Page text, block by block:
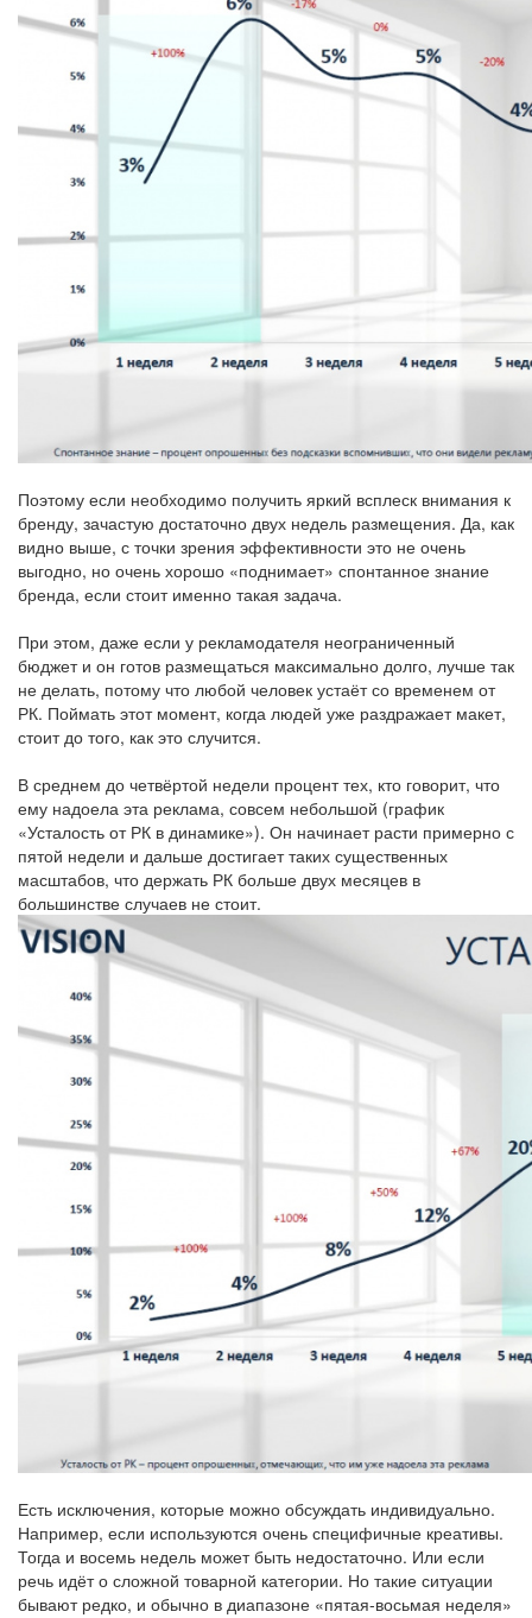
Поэтому если необходимо получить яркий всплеск внимания к
бренду, зачастую достаточно двух недель размещения. Да, как
видно выше, с точки зрения эффективности это не очень
выгодно, но очень хорошо «поднимает» спонтанное знание
бренда, если стоит именно такая задача.
При этом, даже если у рекламодателя неограниченный
бюджет и он готов размещаться максимально долго, лучше так
не делать, потому что любой человек устаёт со временем от
РК. Поймать этот момент, когда людей уже раздражает макет,
стоит до того, как это случится.
В среднем до четвёртой недели процент тех, кто говорит, что
ему надоела эта реклама, совсем небольшой (график
«Усталость от РК в динамике»). Он начинает расти примерно с
пятой недели и дальше достигает таких существенных
масштабов, что держать РК больше двух месяцев в
большинстве случаев не стоит.
Есть исключения, которые можно обсуждать индивидуально.
Например, если используются очень специфичные креативы.
Тогда и восемь недель может быть недостаточно. Или если
речь идёт о сложной товарной категории. Но такие ситуации
бывают редко, и обычно в диапазоне «пятая-восьмая неделя»